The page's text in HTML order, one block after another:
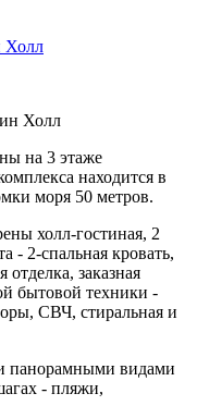
Холл
на 3 этаже
находится в
моря 50 метров.
холл-гостиная, 2
- 2-спальная кровать,
заказная
бытовой техники -
СВЧ, стиральная и
панорамными видами
- пляжи,